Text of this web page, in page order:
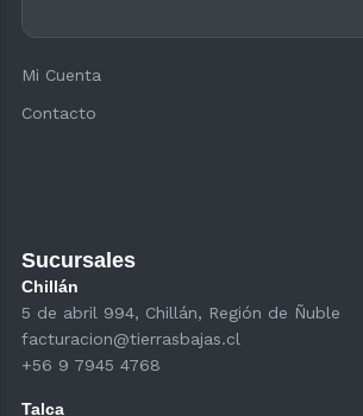
Sucursales
Chillán
5 de abril 994, Chillán, Región de Ñuble
facturacion@tierrasbajas.cl
+56 9 7945 4768
Talca
Mi Cuenta
Contacto